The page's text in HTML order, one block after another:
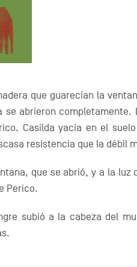
que guarecían la
se abrieron
Casilda yacía en el
resistencia que la débil
que se abrió, y a la
Perico.
subió a la cabeza del